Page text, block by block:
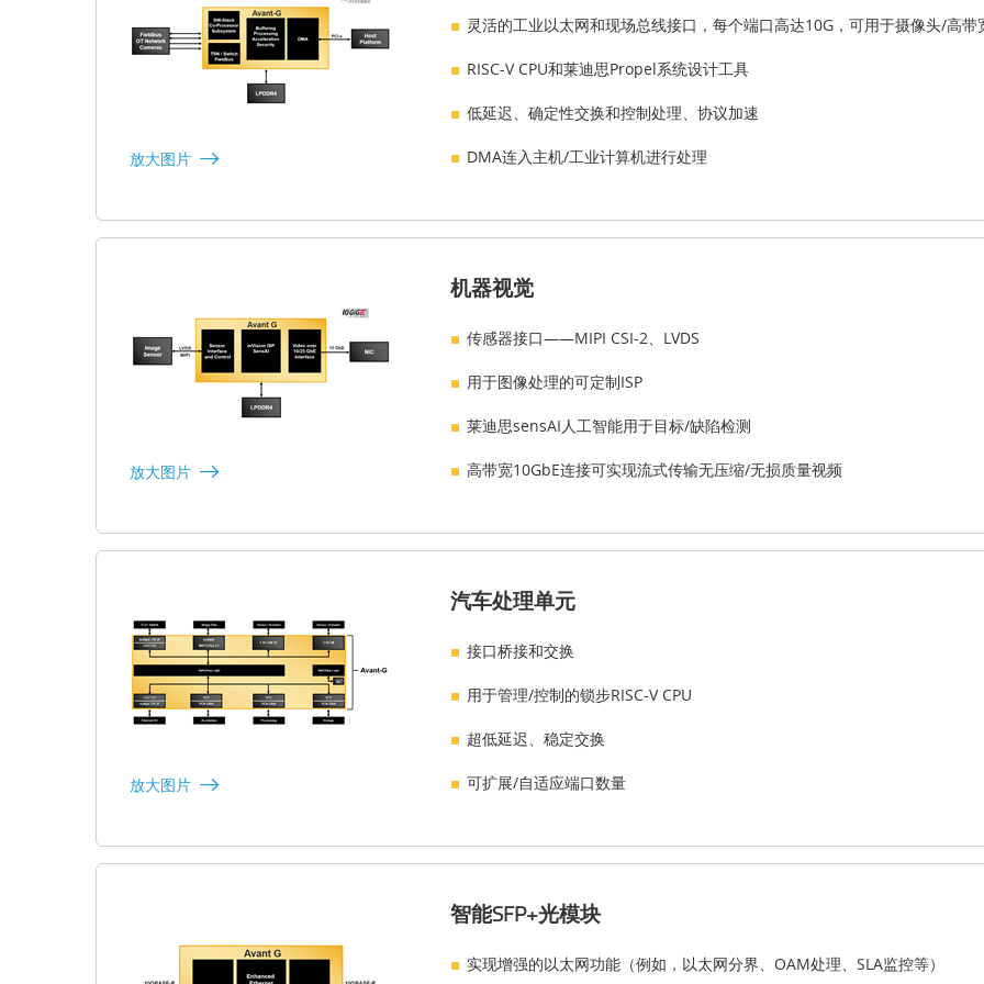
放大图片
灵活的工业以太网和现场总线接口，每个端口高达10G，可用于摄像头/高带
RISC-V CPU和莱迪思Propel系统设计工具
低延迟、确定性交换和控制处理、协议加速
DMA连入主机/工业计算机进行处理
放大图片
机器视觉
传感器接口——MIPI CSI-2、LVDS
用于图像处理的可定制ISP
莱迪思sensAI人工智能用于目标/缺陷检测
高带宽10GbE连接可实现流式传输无压缩/无损质量视频
放大图片
汽车处理单元
接口桥接和交换
用于管理/控制的锁步RISC-V CPU
超低延迟、稳定交换
可扩展/自适应端口数量
智能SFP+光模块
实现增强的以太网功能（例如，以太网分界、OAM处理、SLA监控等）